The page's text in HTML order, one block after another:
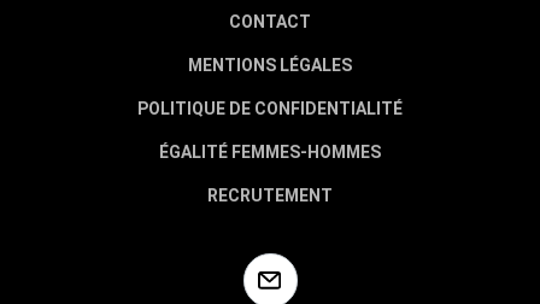
CONTACT
MENTIONS LÉGALES
POLITIQUE DE CONFIDENTIALITÉ
ÉGALITÉ FEMMES-HOMMES
RECRUTEMENT